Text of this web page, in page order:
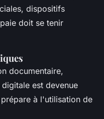
dispositifs
doit se tenir
documentaire,
est devenue
à l'utilisation de